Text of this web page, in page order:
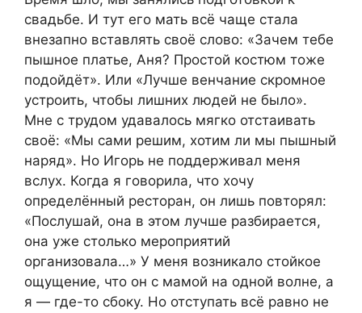
свадьбе. И тут его мать всё чаще стала
внезапно вставлять своё слово: «Зачем тебе
пышное платье, Аня? Простой костюм тоже
подойдёт». Или «Лучше венчание скромное
устроить, чтобы лишних людей не было».
Мне с трудом удавалось мягко отстаивать
своё: «Мы сами решим, хотим ли мы пышный
наряд». Но Игорь не поддерживал меня
вслух. Когда я говорила, что хочу
определённый ресторан, он лишь повторял:
«Послушай, она в этом лучше разбирается,
она уже столько мероприятий
организовала…» У меня возникало стойкое
ощущение, что он с мамой на одной волне, а
я — где-то сбоку. Но отступать всё равно не